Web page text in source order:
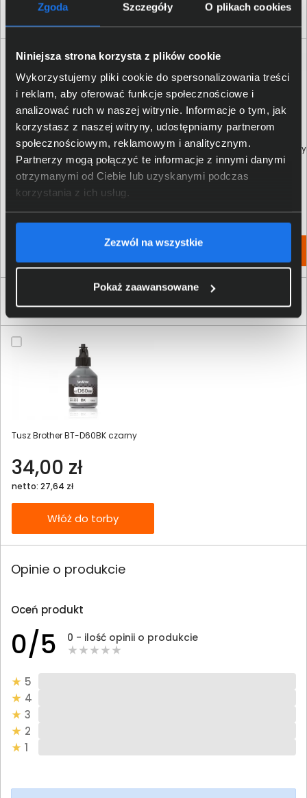
Zgoda Szczegóły O plikach cookies
Niniejsza strona korzysta z plików cookie
Wykorzystujemy pliki cookie do spersonalizowania treści
i reklam, aby oferować funkcje społecznościowe i
analizować ruch w naszej witrynie. Informacje o tym, jak
korzystasz z naszej witryny, udostępniamy partnerom
społecznościowym, reklamowym i analitycznym.
Partnerzy mogą połączyć te informacje z innymi danymi
otrzymanymi od Ciebie lub uzyskanymi podczas
korzystania z ich usług.
Zezwól na wszystkie
Pokaż zaawansowane
wybierali również
Tusz Brother BT-D60BK czarny
34,00 zł
Włóż do torby
Tusz Brother BT-5000C błękitny
Produkty podobne
Tusz Brother BT-D60BK czarny
34,00 zł
netto: 27,64 zł
Włóż do torby
Opinie o produkcie
Oceń produkt
0/5 0 - ilość opinii o produkcie
5
4
3
2
1